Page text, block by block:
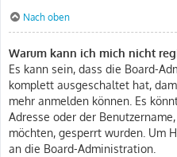
Nach oben
Warum kann ich mich nicht
Es kann sein, dass die Board-
komplett ausgeschaltet hat,
mehr anmelden können. Es
Adresse oder der
möchten, gesperrt wurden. Um
an die Board-Administration.